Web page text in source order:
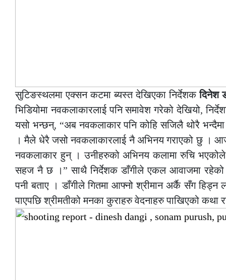
सुटिङस्थलमा एक्सन कटमा ब्यस्त देखिएका निर्देशकदिनेश
भिडियोमा नवकलाकारलाई पनि समावेश गरेको देखियो,
यसो भन्छन्, “अब नवकलाकार पनि कोहि सजिलै थोरै भन्दैमा
। मैले धेरै जसो नवकलाकारलाई नै अभिनय गराएको छु ।
नवकलाकार हुन् । उनीहरुको अभिनय कलामा रुचि भएकोले
सहज नै छ ।” साथै निर्देशक डाँगीले एकल आवाजमा रहेको
पनी बताए । डाँगीले गितमा आफ्नो श्रीमान अर्कै सँग हिड्न
पाएपछि श्रीमतीको मनका कुराहरु वेदनाहरु पाखिएको कथा